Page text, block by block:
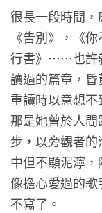
很長一段時間，
《告別》，《
行書》……也許
讀過的篇章，
重讀時以意想
那是她曾於人
步，以旁觀者
中但不顯泥濘
像擔心愛過的
不寫了。